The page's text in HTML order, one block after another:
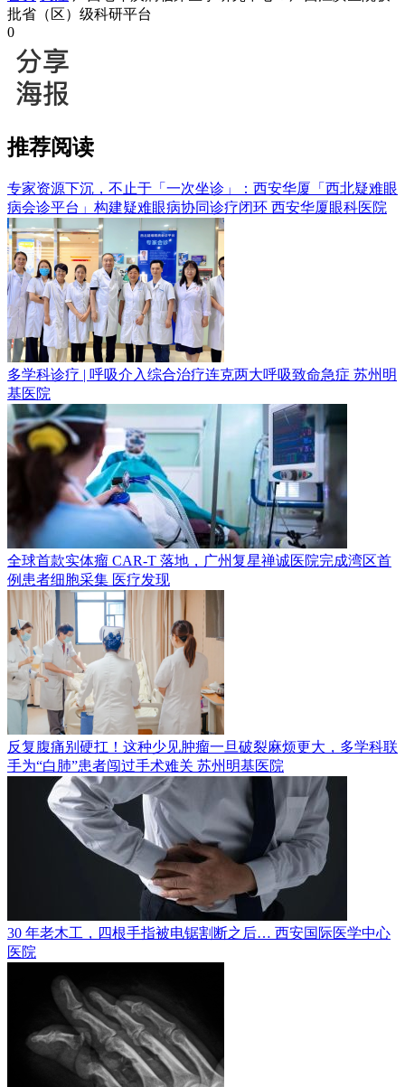
批省（区）级科研平台
0
推荐阅读
专家资源下沉，不止于「一次坐诊」：西安华厦「西北疑难眼
病会诊平台」构建疑难眼病协同诊疗闭环 西安华厦眼科医院
多学科诊疗 | 呼吸介入综合治疗连克两大呼吸致命急症 苏州明
基医院
全球首款实体瘤 CAR-T 落地，广州复星禅诚医院完成湾区首
例患者细胞采集 医疗发现
反复腹痛别硬扛！这种少见肿瘤一旦破裂麻烦更大，多学科联
手为“白肺”患者闯过手术难关 苏州明基医院
30 年老木工，四根手指被电锯割断之后… 西安国际医学中心
医院